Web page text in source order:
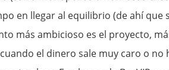
en llegar al equilibrio (de ahí que
más ambicioso es el proyecto,
el dinero sale muy caro o no